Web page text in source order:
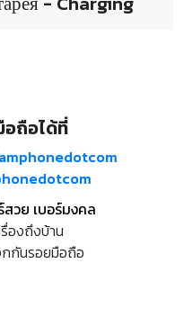
ถือได้ที่
สวย เบอร์มงคล
องถึงบ้าน
กันรอยมือถือ